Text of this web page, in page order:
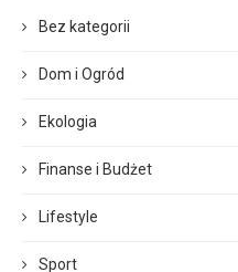
Bez kategorii
Dom i Ogród
Ekologia
Finanse i Budżet
Lifestyle
Sport